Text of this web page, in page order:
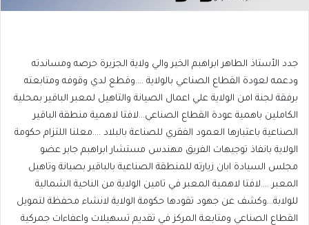
جدد الأستاذ الطاهر ابراهبم الخير والي ولاية الجزيرة حرصه ومساندته
ودعمه لعودة القطاع الصناعي بالولاية ….وقطع لدي وقوفه ومتابعته
برفقة لجنة امن الولاية علي اعمال الصيانة والتاهيل لمعبر الباقير بمحلية
الكاملين باهمية عودة القطاع الصناعي…لافتا لاهمية منطقة الباقير
الصناعية باعتبارها العمود الفقري للصناعة بالبلاد ….معلنا اللتزام حكومة
الولاية بانفاذ توجيهات الفريق مهندس مستشار ابراهبم جابر عضو
مجلس السيادة ابان زيارته للمنطقة الصناعية بالباقير بصيانة وتاهيل
المعبر ….لافتا لاهمية المعبر في تامين الولاية من الناحية الشمالية
للولابة…وكشف عن جهود تقودها حكومة الولاية لانشاء محفظة لتمويل
القطاع الصناعي ومتابعة المركز في تقديم تسهيلات واعفاءات جمركية